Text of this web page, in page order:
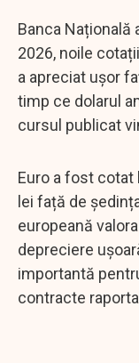
Banca Națională
2026, noile
a apreciat ușor
timp ce dolarul
cursul publicat
Euro a fost cotat
lei față de
europeană
depreciere
importantă
contracte